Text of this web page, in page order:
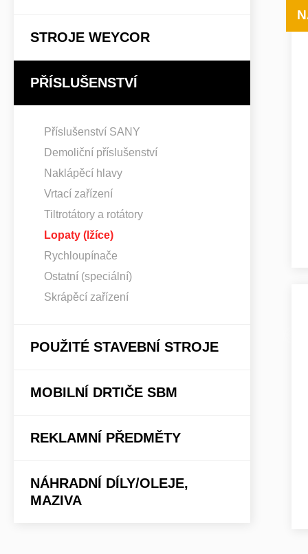
STROJE WEYCOR
PŘÍSLUŠENSTVÍ
Příslušenství SANY
Demoliční příslušenství
Naklápěcí hlavy
Vrtací zařízení
Tiltrotátory a rotátory
Lopaty (lžíce)
Rychloupínače
Ostatní (speciální)
Skrápěcí zařízení
POUŽITÉ STAVEBNÍ STROJE
MOBILNÍ DRTIČE SBM
REKLAMNÍ PŘEDMĚTY
NÁHRADNÍ DÍLY/OLEJE,
MAZIVA